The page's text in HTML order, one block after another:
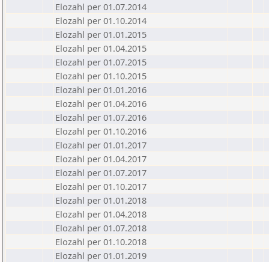
Elozahl per 01.07.2014
Elozahl per 01.10.2014
Elozahl per 01.01.2015
Elozahl per 01.04.2015
Elozahl per 01.07.2015
Elozahl per 01.10.2015
Elozahl per 01.01.2016
Elozahl per 01.04.2016
Elozahl per 01.07.2016
Elozahl per 01.10.2016
Elozahl per 01.01.2017
Elozahl per 01.04.2017
Elozahl per 01.07.2017
Elozahl per 01.10.2017
Elozahl per 01.01.2018
Elozahl per 01.04.2018
Elozahl per 01.07.2018
Elozahl per 01.10.2018
Elozahl per 01.01.2019